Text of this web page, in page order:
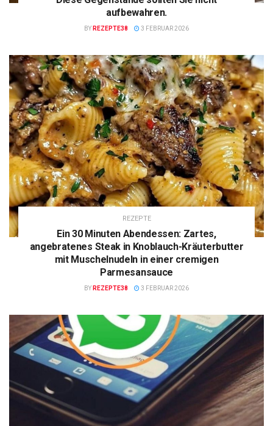
aufbewahren.
BY REZEPTE38 3 FEBRUAR 2026
REZEPTE
Ein 30 Minuten Abendessen: Zartes,
angebratenes Steak in Knoblauch-Kräuterbutter
mit Muschelnudeln in einer cremigen
Parmesansauce
BY REZEPTE38 3 FEBRUAR 2026